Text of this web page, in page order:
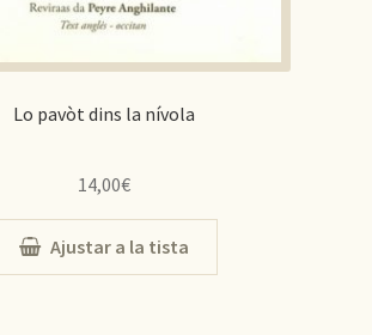
Lo pavòt dins la nívola
14,00€
Ajustar a la tista